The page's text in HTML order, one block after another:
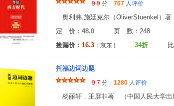
9.9 分 767 人评价
奥利弗.施廷克尔（OliverStuenkel）著
定 价：48.0 页 数：
捡漏价： 16.3 [ 京东 ] 34折 比其
托福边词边题
9.7 分 1280 人评价
杨丽轩，王屏非著 （中国人民大学出